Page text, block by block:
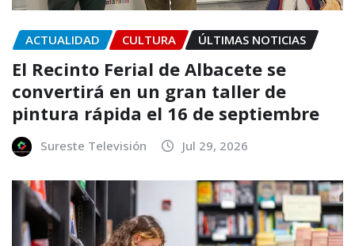
ACTUALIDAD CULTURA ÚLTIMAS NOTICIAS
El Recinto Ferial de Albacete se
convertirá en un gran taller de
pintura rápida el 16 de septiembre
Sureste Televisión Jul 29, 2026